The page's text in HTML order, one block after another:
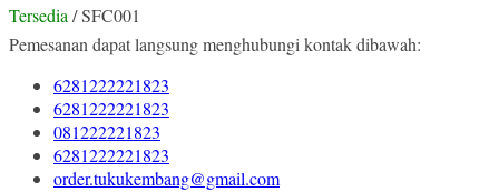
Tersedia/ SFC001
Pemesanan dapat langsung menghubungi kontak dibawah:
6281222221823
6281222221823
081222221823
6281222221823
order.tukukembang@gmail.com